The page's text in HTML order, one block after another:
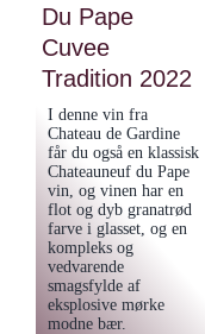
2023
antal
Du Pape
Cuvee
Tradition 2022
I denne vin fra
Chateau de Gardine
får du også en klassisk
Chateauneuf du Pape
vin, og vinen har en
flot og dyb granatrød
farve i glasset, og en
kompleks og
vedvarende
smagsfylde af
eksplosive mørke
modne bær.